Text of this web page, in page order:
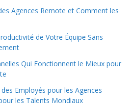
Agences Remote et Comment les
de Votre Équipe Sans
Qui Fonctionnent le Mieux pour
Employés pour les Agences
les Talents Mondiaux